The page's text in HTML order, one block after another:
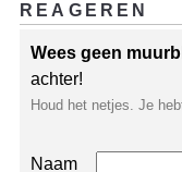
REAGEREN
Wees geen
achter!
Houd het netjes. Je
Naam